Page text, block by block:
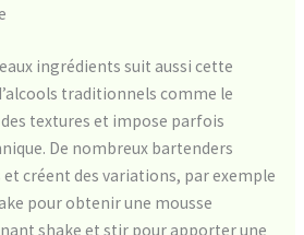
ingrédients suit aussi cette
traditionnels comme le
textures et impose parfois
De nombreux bartenders
créent des variations, par exemple
pour obtenir une mousse
shake et stir pour apporter une